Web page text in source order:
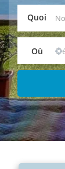
Quoi
Où